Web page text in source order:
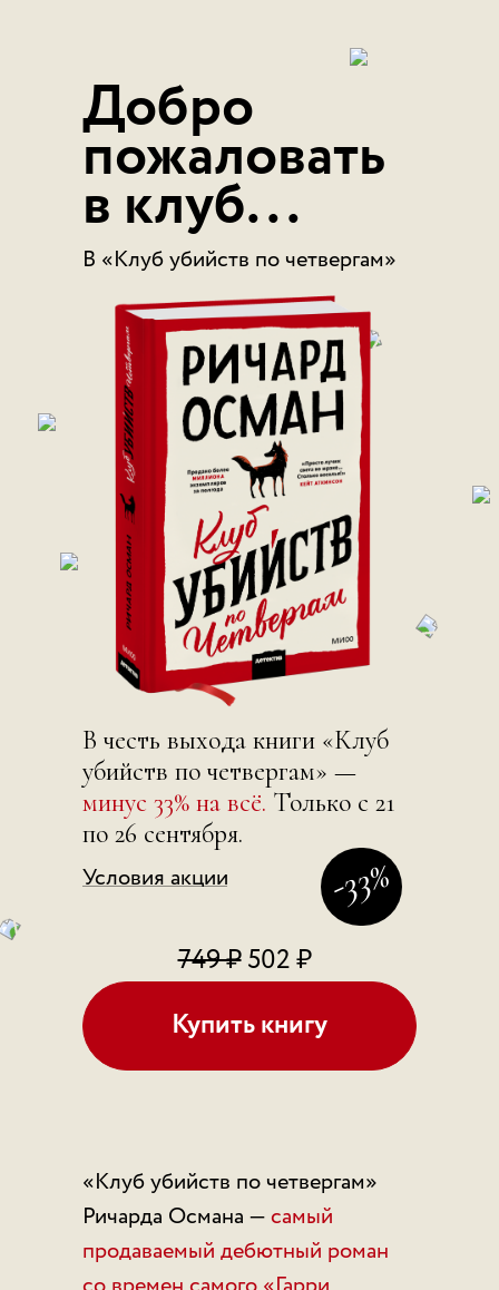
В честь выхода книги «Клуб
убийств по четвергам» —
минус 33% на всё. Только с 21
по 26 сентября.
Добро
пожаловать
в клуб...
Условия акции -33%
В «Клуб убийств по четвергам»
Купить книгу
749 ₽502 ₽
«Клуб убийств по четвергам»
Ричарда Османа —самый
продаваемый дебютный роман
8
Разменяли
десяток